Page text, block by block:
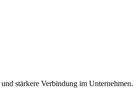
stärkere Verbindung im Unternehmen.